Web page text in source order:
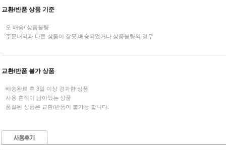
교환/반품 상품 기준
오 배송/ 상품불량
주문내역과 다른 상품이 잘못 배송되었거나 상품불량의 경우
교환/반품 불가 상품
배송완료 후 3일 이상 경과한 상품
사용 흔적이 남아있는 상품
품절된 상품은 교환/반품이 불가능 합니다.